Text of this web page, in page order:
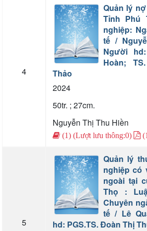
4
Quản lý
Tỉnh
nghiệp:
tế /
Người
Hoàn;
Thảo
2024
50tr. ; 27cm.
Nguyễn Thị Thu Hiền
(1) (Lượt lưu thông:0)
5
Quản lý
nghiệp
ngoài tại
Thọ :
Chuyên
tế / Lê
hd: PGS.TS. Đoàn Thị